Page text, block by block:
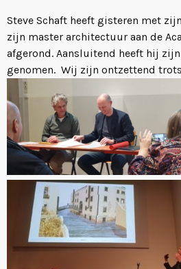
Steve Schaft heeft gisteren met
zijn master architectuur aan de
afgerond. Aansluitend heeft hij
genomen. Wij zijn ontzettend